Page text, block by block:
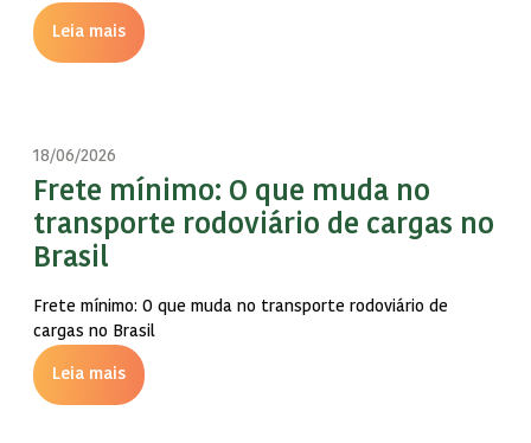
Leia mais
18/06/2026
Frete mínimo: O que muda no
transporte rodoviário de cargas no
Brasil
Frete mínimo: O que muda no transporte rodoviário de
cargas no Brasil
Leia mais